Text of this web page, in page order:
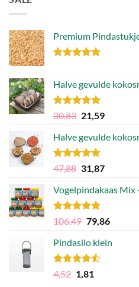
Premium
Halve gevulde
Gewaardeerd
4.92
uit 5
30,83
was:
30,83.
21,59Huidige
is:
Halve gevulde
Gewaardeerd
4.75
uit 5
47,88
was:
47,88.
31,87Huidige
is:
Vogelpindakaas
Gewaardeerd
uit 5
106,49
was:
106,49.
79,86Huidige
is:
Pindasilo klein
Gewaardeerd
4.50
uit 5
4,52 Oorspronkelijke
1,81